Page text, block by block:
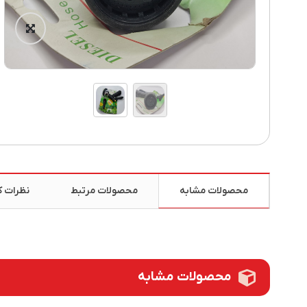
محصولات مشابه محصولات مرتبط نظرات
محصولات مشابه